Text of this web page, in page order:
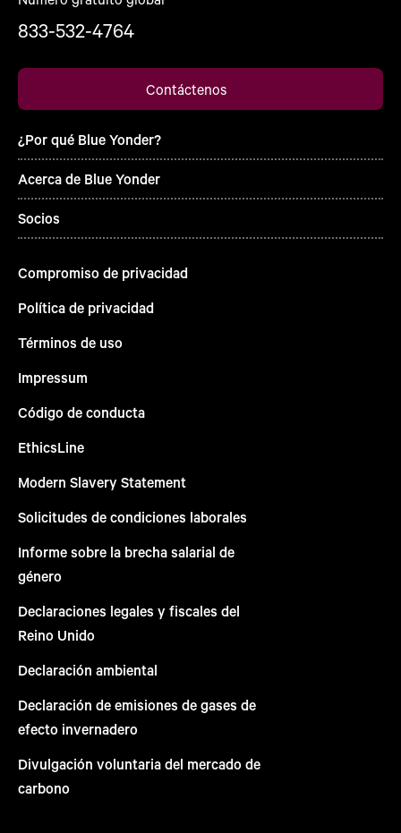
833-532-4764
Contáctenos
¿Por qué Blue Yonder?
Acerca de Blue Yonder
Socios
Compromiso de privacidad
Política de privacidad
Términos de uso
Impressum
Código de conducta
EthicsLine
Modern Slavery Statement
Solicitudes de condiciones laborales
Informe sobre la brecha salarial de
género
Declaraciones legales y fiscales del
Reino Unido
Declaración ambiental
Declaración de emisiones de gases de
efecto invernadero
Divulgación voluntaria del mercado de
carbono